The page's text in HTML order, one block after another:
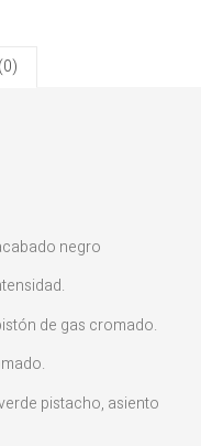
negro
de gas cromado.
pistacho, asiento